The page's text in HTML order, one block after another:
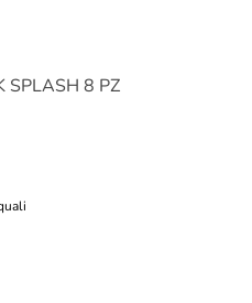
SPLASH 8 PZ